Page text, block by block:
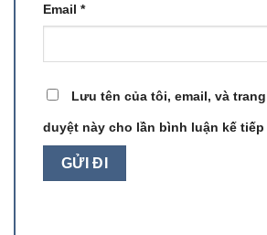
Email *
Lưu tên của tôi, email, và
duyệt này cho lần bình luận kế tiếp